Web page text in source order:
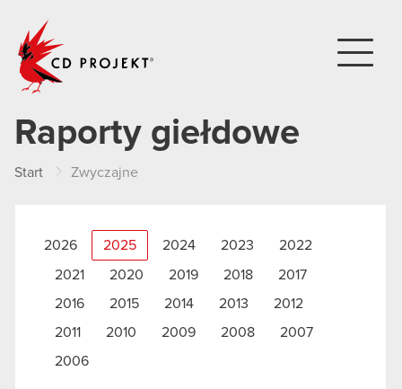
Raporty giełdowe
Start Zwyczajne
2026 2025 2024 2023 2022
2021 2020 2019 2018
2017
2016
2015 2014 2013
2012
2011
2010 2009 2008
2007
2006